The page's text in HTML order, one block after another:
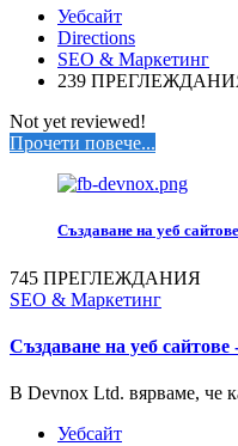
Уебсайт
Directions
SEO & Маркетинг
239
Not yet reviewed!
Прочети повече...
Създаване на уеб
745 ПРЕГЛЕЖДАНИЯ
SEO & Маркетинг
Създаване на уеб сайтове
В Devnox Ltd. вярваме, че
Уебсайт